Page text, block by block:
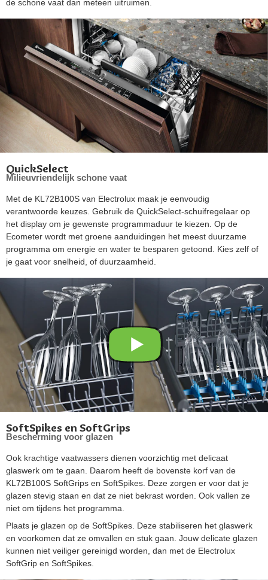
de schone vaat dan meteen uitruimen.
QuickSelect
Milieuvriendelijk schone vaat
Met de KL72B100S van Electrolux maak je eenvoudig
verantwoorde keuzes. Gebruik de QuickSelect-schuifregelaar op
het display om je gewenste programmaduur te kiezen. Op de
Ecometer wordt met groene aanduidingen het meest duurzame
programma om energie en water te besparen getoond. Kies zelf of
je gaat voor snelheid, of duurzaamheid.
SoftSpikes en SoftGrips
Bescherming voor glazen
Ook krachtige vaatwassers dienen voorzichtig met delicaat
glaswerk om te gaan. Daarom heeft de bovenste korf van de
KL72B100S SoftGrips en SoftSpikes. Deze zorgen er voor dat je
glazen stevig staan en dat ze niet bekrast worden. Ook vallen ze
niet om tijdens het programma.
Plaats je glazen op de SoftSpikes. Deze stabiliseren het glaswerk
en voorkomen dat ze omvallen en stuk gaan. Jouw delicate glazen
kunnen niet veiliger gereinigd worden, dan met de Electrolux
SoftGrip en SoftSpikes.